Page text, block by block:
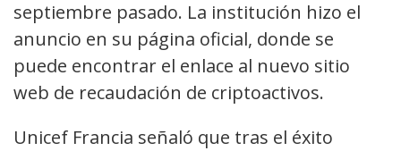
septiembre pasado. La institución hizo el
anuncio en su página oficial, donde se
puede encontrar el enlace al nuevo sitio
web de recaudación de criptoactivos.
Unicef Francia señaló que tras el éxito